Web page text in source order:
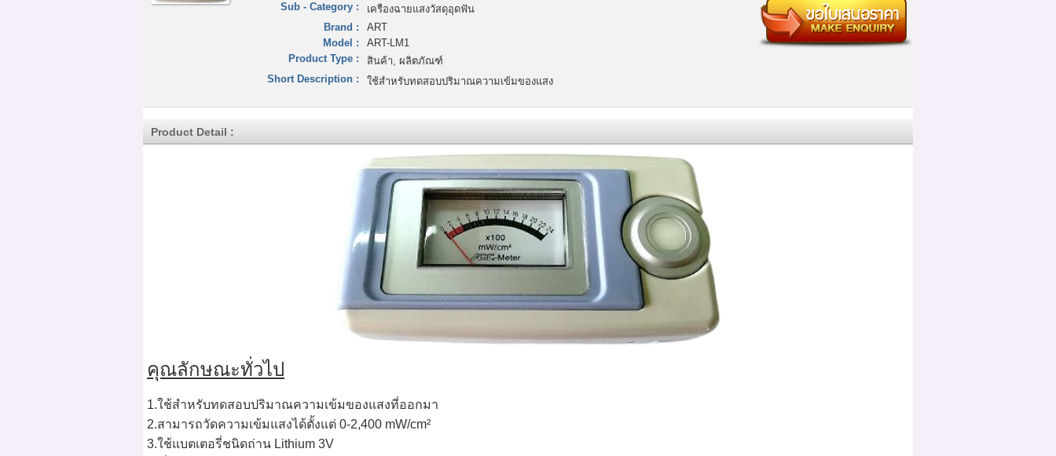
Sub - Category :
เครืองฉายแสงวัสดุอุดฟัน
Brand :
ART
Model :
ART-LM1
Product Type :
สินค้า, ผลิตภัณฑ์
Short Description :
ใช้สำหรับทดสอบปริมาณความเข้มของแสง
Product Detail :
คุณลักษณะทั่วไป
1.ใช้สำหรับทดสอบปริมาณความเข้มของแสงที่ออกมา
2.สามารถวัดความเข้มแสงได้ตั้งแต่ 0-2,400 mW/cm²
3.ใช้แบตเตอรี่ชนิดถ่าน Lithium 3V